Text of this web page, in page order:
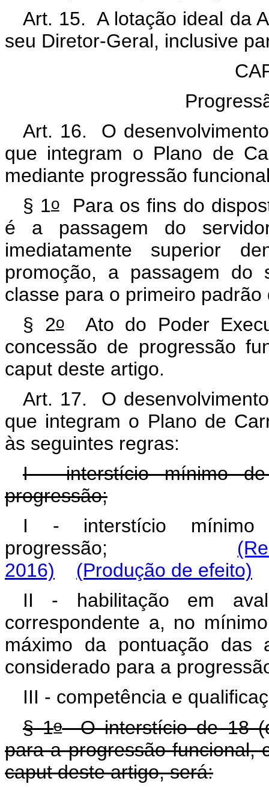
Art. 15. A lotação ideal da
seu Diretor-Geral, inclusive
Art. 16. O
que integram o Plano de
mediante progressão
§ 1oPara os fins do
é a passagem do
imediatamente superior
promoção, a passagem
classe para o primeiro
§ 2oAto do Poder
concessão de progressão
caput deste artigo.
Art. 17. O
que integram o Plano de
às seguintes regras:
I - interstício mínimo
progressão;
I - interstício
progressão;
2016)
(Produção de efeito)
II - habilitação em
correspondente a, no
máximo da pontuação das
considerado para a
III - competência e
§ 1oO interstício de 18
para a progressão funcional,
caputdeste artigo, será: